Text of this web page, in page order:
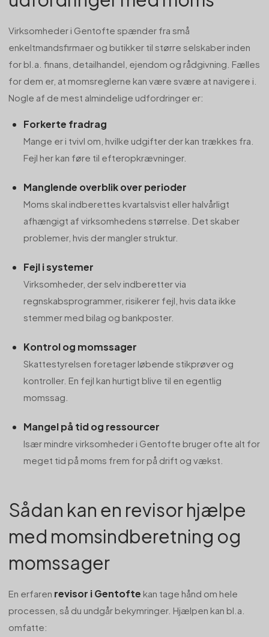
Virksomheder i Gentofte spænder fra små
enkeltmandsfirmaer og butikker til større selskaber inden
for bl.a. finans, detailhandel, ejendom og rådgivning. Fælles
for dem er, at momsreglerne kan være svære at navigere i.
Nogle af de mest almindelige udfordringer er:
Forkerte fradrag
Mange er i tvivl om, hvilke udgifter der kan trækkes fra.
Fejl her kan føre til efteropkrævninger.
Manglende overblik over perioder
Moms skal indberettes kvartalsvist eller halvårligt
afhængigt af virksomhedens størrelse. Det skaber
problemer, hvis der mangler struktur.
Fejl i systemer
Virksomheder, der selv indberetter via
regnskabsprogrammer, risikerer fejl, hvis data ikke
stemmer med bilag og bankposter.
Kontrol og momssager
Skattestyrelsen foretager løbende stikprøver og
kontroller. En fejl kan hurtigt blive til en egentlig
momssag.
Mangel på tid og ressourcer
Især mindre virksomheder i Gentofte bruger ofte alt for
meget tid på moms frem for på drift og vækst.
Sådan kan en revisor hjælpe
med momsindberetning og
momssager
En erfaren revisor i Gentofte kan tage hånd om hele
processen, så du undgår bekymringer. Hjælpen kan bl.a.
omfatte: